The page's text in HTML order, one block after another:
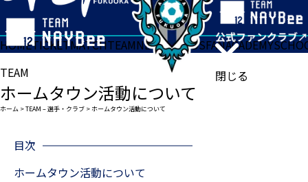
閉じる
HOMETICKETMATCHTEAMNEWSGOODSFANACADEMY
TEAM
ホームタウン活動について
ホーム >TEAM – 選手・クラブ > ホームタウン活動について
目次
ホームタウン活動について